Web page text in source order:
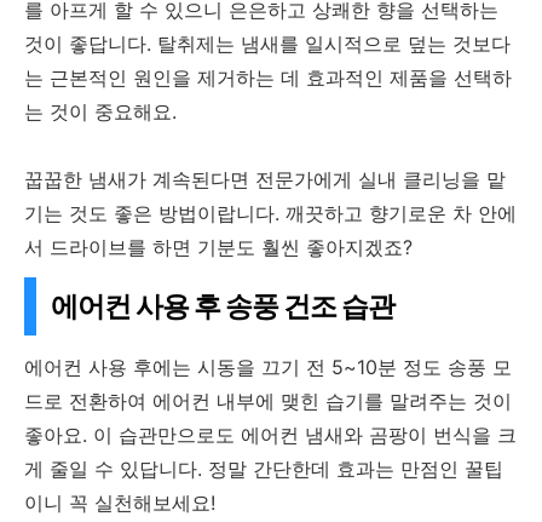
를 아프게 할 수 있으니 은은하고 상쾌한 향을 선택하는
것이 좋답니다. 탈취제는 냄새를 일시적으로 덮는 것보다
는 근본적인 원인을 제거하는 데 효과적인 제품을 선택하
는 것이 중요해요.
꿉꿉한 냄새가 계속된다면 전문가에게 실내 클리닝을 맡
기는 것도 좋은 방법이랍니다. 깨끗하고 향기로운 차 안에
서 드라이브를 하면 기분도 훨씬 좋아지겠죠?
에어컨 사용 후 송풍 건조 습관
에어컨 사용 후에는 시동을 끄기 전 5~10분 정도 송풍 모
드로 전환하여 에어컨 내부에 맺힌 습기를 말려주는 것이
좋아요. 이 습관만으로도 에어컨 냄새와 곰팡이 번식을 크
게 줄일 수 있답니다. 정말 간단한데 효과는 만점인 꿀팁
이니 꼭 실천해보세요!